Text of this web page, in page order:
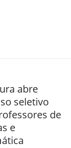
abre
seletivo
de
e